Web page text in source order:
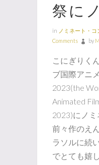
祭に
in ノミネート・コ
Comments
by
こにぎりく
ブ国際アニ
2023(the
Animated
2023)にノミ
前々作のえ
ラソルに続
でとても嬉